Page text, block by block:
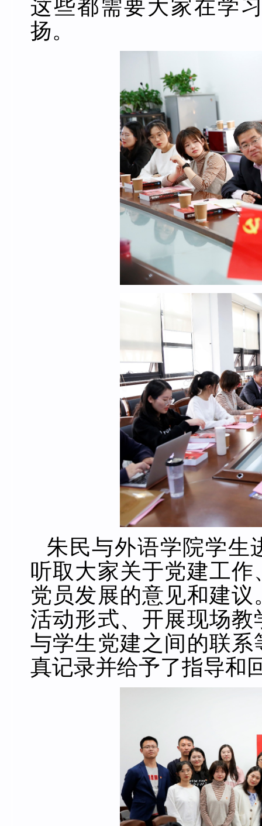
这些都需要大家在学
扬。
朱民与外语学院学生
听取大家关于党建工
党员发展的意见和建
活动形式、开展现场
与学生党建之间的联
真记录并给予了指导和